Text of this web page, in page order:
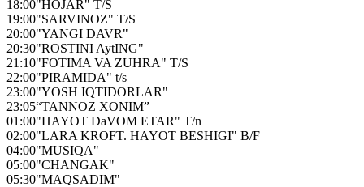
18:00"HOJAR" T/S
19:00"SARVINOZ" T/S
20:00"YANGI DAVR"
20:30"ROSTINI AytING"
21:10"FOTIMA VA ZUHRA" T/S
22:00"PIRAMIDA" t/s
23:00"YOSH IQTIDORLAR"
23:05“TANNOZ XONIM”
01:00"HAYOT DaVOM ETAR" T/n
02:00"LARA KROFT. HAYOT BESHIGI" B/F
04:00"MUSIQA"
05:00"CHANGAK"
05:30"MAQSADIM"